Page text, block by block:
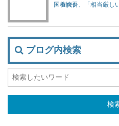
国枝慎吾、「相当厳しいトレーニングを行
ブログ内検索